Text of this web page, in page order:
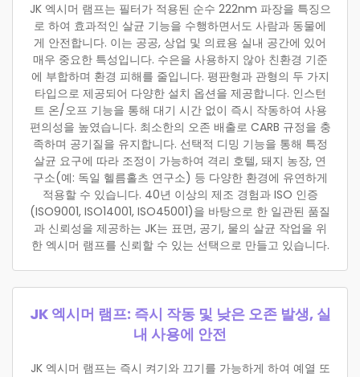
JK 엑시머 램프는 필터가 적용된 순수 222nm 파장을 특징으
로 하여 효과적인 살균 기능을 수행하면서도 사람과 동물에
게 안전합니다. 이는 공공, 상업 및 의료용 실내 공간에 있어
매우 중요한 특성입니다. 수은을 사용하지 않아 친환경 기준
에 부합하며 환경 피해를 줄입니다. 평판형과 관형의 두 가지
타입으로 제공되어 다양한 설치 옵션을 제공합니다. 인스턴
트 온/오프 기능을 통해 대기 시간 없이 즉시 작동하여 사용
편의성을 높였습니다. 최소한의 오존 배출로 CARB 규정을 충
족하며 공기질을 유지합니다. 선택적 디밍 기능을 통해 특정
살균 요구에 따라 조정이 가능하여 격리 호텔, 돼지 농장, 연
구소(예: 독일 헬름홀츠 연구소) 등 다양한 환경에 유연하게
적용할 수 있습니다. 40년 이상의 제조 경험과 ISO 인증
(ISO9001, ISO14001, ISO45001)을 바탕으로 한 일관된 품질
과 신뢰성을 제공하는 JK는 표면, 공기, 물의 살균 작업을 위
한 엑시머 램프를 신뢰할 수 있는 선택으로 만들고 있습니다.
JK 엑시머 램프: 즉시 작동 및 낮은 오존 발생, 실
내 사용에 안전
JK 엑시머 램프는 즉시 켜기와 끄기를 가능하게 하여 예열 또